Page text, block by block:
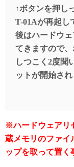
↑ボタンを押し
T-01Aが再起し
後はハードウ
てきますので、
しつこく2度聞
ットが開始され
※ハードウェアリ
蔵メモリのファイ
ップを取って置く